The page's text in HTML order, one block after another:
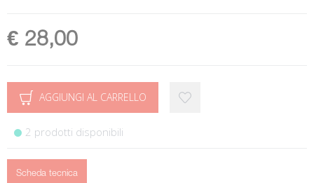
€ 28,00
AGGIUNGI AL CARRELLO
2 prodotti disponibili
Scheda tecnica